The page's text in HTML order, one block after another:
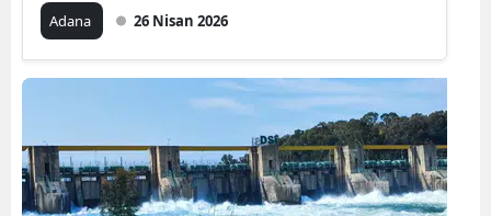
Kastamonu
Kayseri
Kırklareli
Adana 26 Nisan 2026